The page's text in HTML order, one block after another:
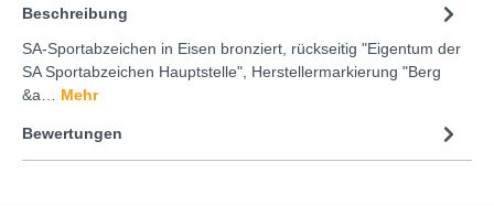
Beschreibung
SA-Sportabzeichen in Eisen bronziert, rückseitig "Eigentum der
SA Sportabzeichen Hauptstelle", Herstellermarkierung "Berg
&a… Mehr
Bewertungen